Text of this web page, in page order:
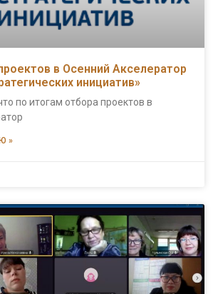
в Осенний Акселератор
инициатив»
по итогам отбора проектов в
»